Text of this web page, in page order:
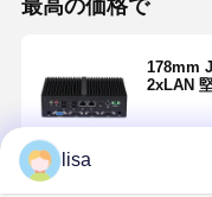
最高の価格で
178mm
2xLAN
lisa